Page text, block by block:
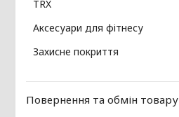
TRX
Аксесуари для фітнесу
Захисне покриття
Повернення та обмін товару